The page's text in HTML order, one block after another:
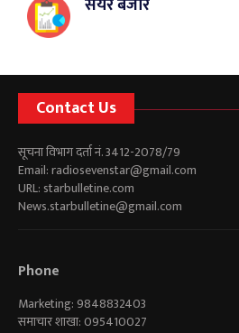
Contact Us
सूचना विभाग दर्ता नं. 3412-2078/79
Email:radiosevenstar@gmail.com
URL: starbulletine.com
News.starbulletine@gmail.com
Phone
Marketing: 9848832403
समाचार शाखा: 095410027